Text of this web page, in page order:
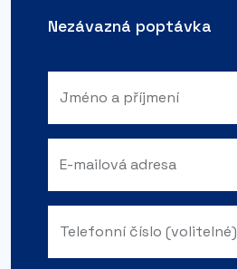
Nezávazná poptávka
Jméno a příjmení
E-mailová adresa
Telefonní číslo (volitelné)